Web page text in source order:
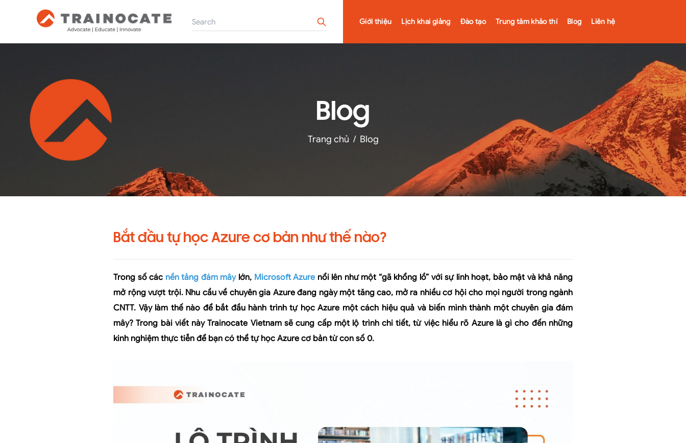
Giới thiệu Lịch khai giảng Đào tạo Trung tâm khảo thí Blog Liên hệ
Blog
Trang chủ / Blog
Bắt đầu tự học Azure cơ bản như thế nào?
Trong số các nền tảng đám mâylớn, Microsoft Azure nổi lên như một “gã khổng lồ” với sự linh hoạt, bảo mật và khả năng
mở rộng vượt trội. Nhu cầu về chuyên gia Azure đang ngày một tăng cao, mở ra nhiều cơ hội cho mọi người trong ngành
CNTT. Vậy làm thế nào để bắt đầu hành trình tự học Azure một cách hiệu quả và biến mình thành một chuyên gia đám
mây? Trong bài viết nàyTrainocate Vietnamsẽ cung cấp một lộ trình chi tiết, từ việc hiểu rõ Azure là gì cho đến những
kinh nghiệm thực tiễn để bạn có thể tự học Azure cơ bản từ con số 0.